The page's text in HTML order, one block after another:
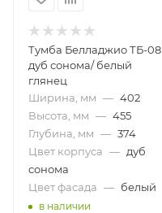
Тумба Белладжио ТБ-08
дуб сонома/ белый
глянец
Ширина, мм — 402
Высота, мм — 455
Глубина, мм — 374
Цвет корпуса — дуб
сонома
Цвет фасада — белый
в наличии